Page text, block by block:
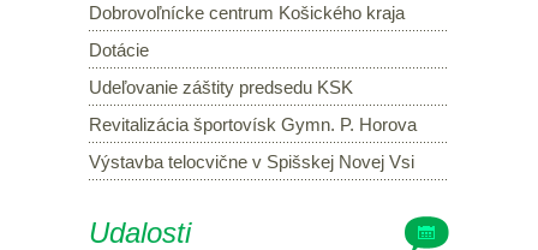
Dobrovoľnícke centrum Košického kraja
Dotácie
Udeľovanie záštity predsedu KSK
Revitalizácia športovísk Gymn. P. Horova
Výstavba telocvične v Spišskej Novej Vsi
Udalosti